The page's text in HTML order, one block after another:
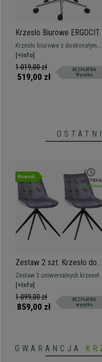
Krzesło Biurowe
Podparcie Lędźwiowe,
Odchylane Oparcie, Czarne
Krzesło biurowe z doskonałym
podparciem lędźwiowym, bardzo
wygodne. Solidne i wytrzymałe, z
metalową podstawą.
[+Info]
1.019,00 zł
519,00 zł
BEZPŁATNA
Wysyłka
Nowość
Zestaw 2 szt. Krzesło do
Poczekalni KEATON,
Obrotowe Wyściełane
Siedzisko, Aksamit kolor
Szary
Zestaw 2 uniwersalnych krzeseł
obrotowych metalowych nogach,
tapicerowane tkaniną.
[+Info]
1.099,00 zł
859,00 zł
BEZPŁATNA
wysyłka
GWARANCJA